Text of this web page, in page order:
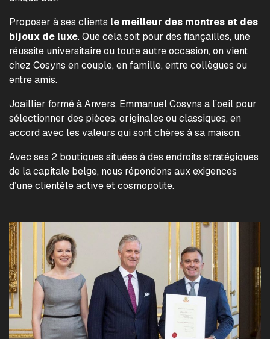
Proposer à ses clients le meilleur des montres et des
bijoux de luxe. Que cela soit pour des fiançailles, une
réussite universitaire ou toute autre occasion, on vient
chez Cosyns en couple, en famille, entre collègues ou
entre amis.
Joaillier formé à Anvers, Emmanuel Cosyns a l’oeil pour
sélectionner des pièces, originales ou classiques, en
accord avec les valeurs qui sont chères à sa maison.
Avec ses 2 boutiques situées à des endroits stratégiques
de la capitale belge, nous répondons aux exigences
d’une clientèle active et cosmopolite.